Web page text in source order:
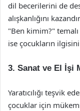
dil becerilerini de
alışkanlığını
"Ben kimim?"
ise çocukların
3. Sanat ve El İşi
Yaratıcılığı teşvik
çocuklar için